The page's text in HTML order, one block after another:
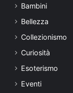
Bambini
Bellezza
Collezionismo
Curiosità
Esoterismo
Eventi